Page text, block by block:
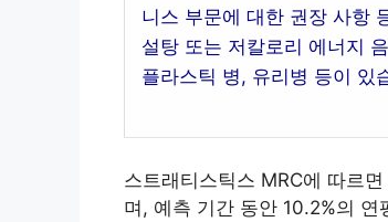
니스 부문에 대한 권장 사항
설탕 또는 저칼로리 에너지
플라스틱 병, 유리병 등이 있
스트래티스틱스 MRC에 따르
며, 예측 기간 동안 10.2%의